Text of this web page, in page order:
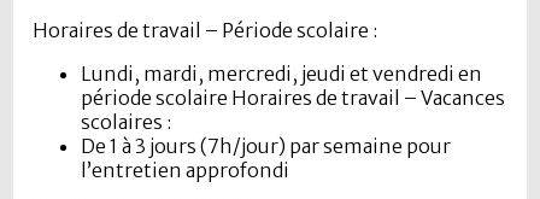
Horaires de travail – Période scolaire :
Lundi, mardi, mercredi, jeudi et vendredi en
période scolaire Horaires de travail – Vacances
scolaires :
De 1 à 3 jours (7h/jour) par semaine pour
l’entretien approfondi